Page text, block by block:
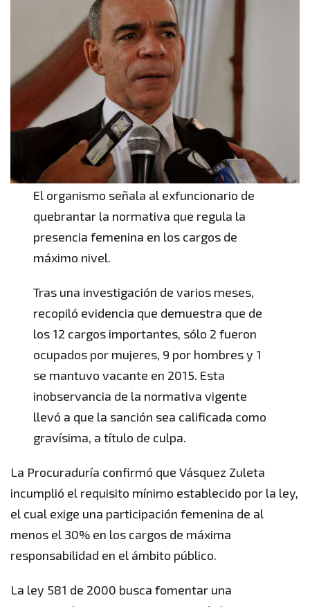
El organismo señala al exfuncionario de
quebrantar la normativa que regula la
presencia femenina en los cargos de
máximo nivel.
Tras una investigación de varios meses,
recopiló evidencia que demuestra que de
los 12 cargos importantes, sólo 2 fueron
ocupados por mujeres, 9 por hombres y 1
se mantuvo vacante en 2015. Esta
inobservancia de la normativa vigente
llevó a que la sanción sea calificada como
gravísima, a título de culpa.
La Procuraduría confirmó que Vásquez Zuleta
incumplió el requisito mínimo establecido por la ley,
el cual exige una participación femenina de al
menos el 30% en los cargos de máxima
responsabilidad en el ámbito público.
La ley 581 de 2000 busca fomentar una